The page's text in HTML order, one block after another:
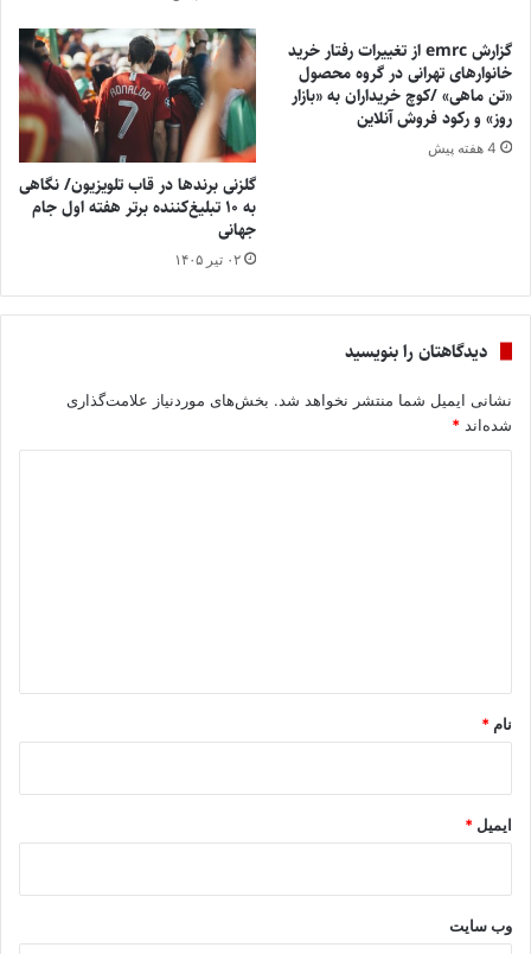
گزارش emrc از تغییرات رفتار خرید
خانوارهای تهرانی در گروه محصول
«تن ماهی» /کوچ خریداران به «بازار
روز» و رکود فروش آنلاین
4 هفته پیش
گلزنی برندها در قاب تلویزیون/ نگاهی
به ۱۰ تبلیغ‌کننده برتر هفته اول جام
جهانی
۰۲ تیر ۱۴۰۵
دیدگاهتان را بنویسید
نشانی ایمیل شما منتشر نخواهد شد. بخش‌های موردنیاز علامت‌گذاری
شده‌اند *
نام *
ایمیل *
وب‌ سایت